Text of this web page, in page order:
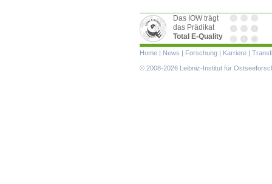
Das IOW trägt
das Prädikat
Total E-Quality
Navigation
überspringen
Home | News | Forschung | Karriere |
© 2008-2026 Leibniz-Institut für